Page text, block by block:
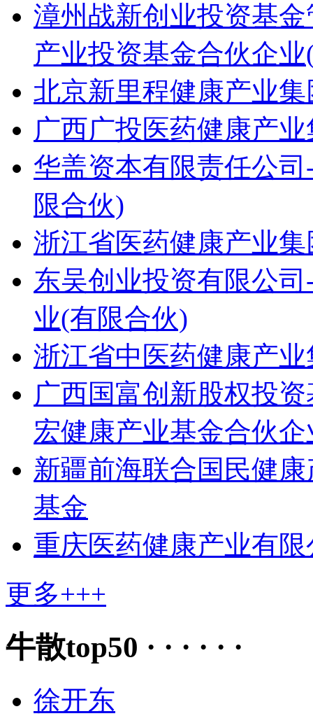
漳州战新创业投资基
产业投资基金合伙企
北京新里程健康产业
广西广投医药健康产
华盖资本有限责任公
限合伙)
浙江省医药健康产业
东吴创业投资有限公
业(有限合伙)
浙江省中医药健康产
广西国富创新股权投
宏健康产业基金合伙
新疆前海联合国民健
基金
重庆医药健康产业有限
更多+++
牛散top50 · · · · · ·
徐开东